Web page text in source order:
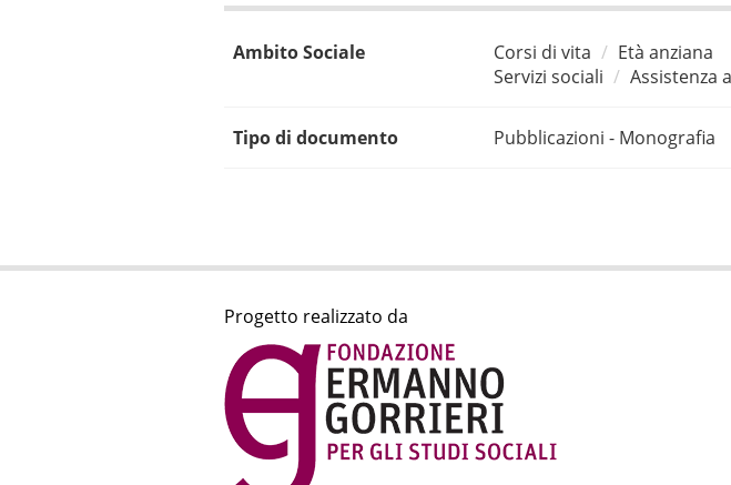
Ambito Sociale Corsi di vita
Età anziana
Servizi sociali
Assistenza
Tipo di documento Pubblicazioni - Monografia
Progetto realizzato da